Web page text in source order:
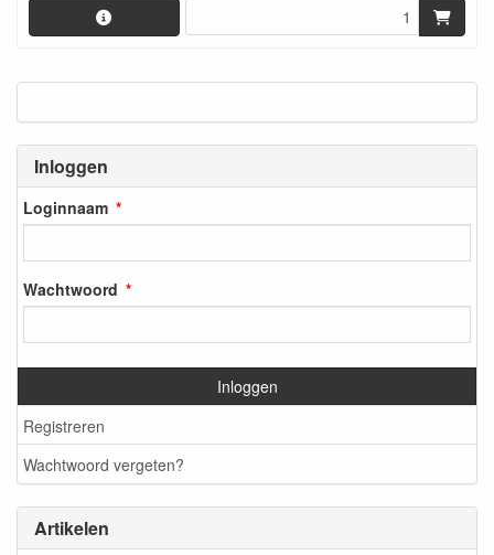
Inloggen
Loginnaam
Wachtwoord
Inloggen
Registreren
Wachtwoord vergeten?
Artikelen